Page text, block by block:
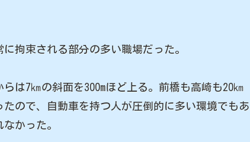
拘束される部分の多い職場だった。
は7㎞の斜面を300mほど上る。前橋も高崎も20㎞
ので、自動車を持つ人が圧倒的に多い環境でもあ
かった。